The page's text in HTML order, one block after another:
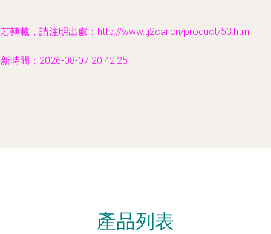
轉載，請注明出處：http://www.tj2car.cn/product/53.html
時間：2026-08-07 20:42:25
產品列表